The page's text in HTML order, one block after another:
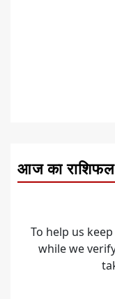
आज का राशिफल